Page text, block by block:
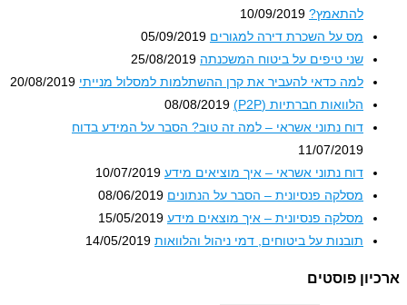
להתאמץ? 10/09/2019
מס על השכרת דירה למגורים 05/09/2019
שני טיפים על ביטוח המשכנתה 25/08/2019
למה כדאי להעביר את קרן ההשתלמות למסלול מנייתי 20/08/2019
הלוואות חברתיות (P2P)
08/08/2019
דוח נתוני אשראי – למה זה טוב? הסבר על המידע בדוח
11/07/2019
דוח נתוני אשראי – איך מוציאים מידע 10/07/2019
מסלקה פנסיונית – הסבר על הנתונים 08/06/2019
מסלקה פנסיונית – איך מוצאים מידע 15/05/2019
תובנות על ביטוחים, דמי ניהול והלוואות 14/05/2019
פוסטים